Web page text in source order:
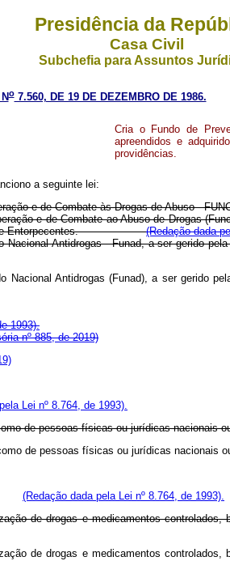
Presidência da
Casa Civil
Subchefia para Assuntos
o7.560, DE 19 DE DEZEMBRO DE 1986.
Cria o Fundo de
apreendidos e
providências.
a seguinte lei:
e de Combate às Drogas de Abuso -
e de Combate ao Abuso de Drogas
Federal de Entorpecentes.(Redação dada
Antidrogas - Funad, a ser gerido
Antidrogas (Funad), a ser gerido
1993).
nº 885, de 2019)
Lei nº 8.764, de 1993).
de pessoas físicas ou jurídicas nacionais
como de pessoas físicas ou jurídicas
(Redação dada pela Lei nº 8.764, de 1993).
de drogas e medicamentos
de drogas e medicamentos